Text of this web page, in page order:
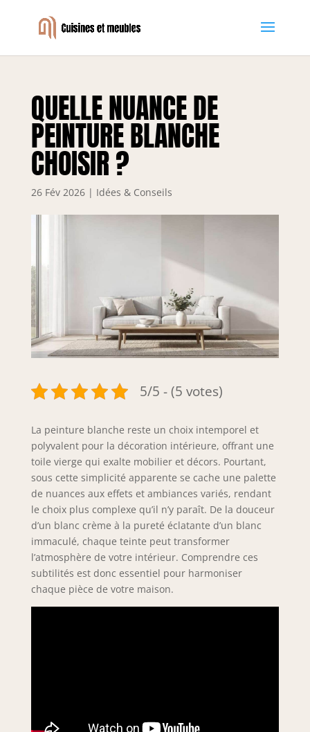
QUELLE NUANCE DE
PEINTURE BLANCHE
CHOISIR ?
26 Fév 2026| Idées & Conseils
5/5 - (5 votes)
La peinture blanche reste un choix intemporel et
polyvalent pour la décoration intérieure, offrant une
toile vierge qui exalte mobilier et décors. Pourtant,
sous cette simplicité apparente se cache une palette
de nuances aux effets et ambiances variés, rendant
le choix plus complexe qu’il n’y paraît. De la douceur
d’un blanc crème à la pureté éclatante d’un blanc
immaculé, chaque teinte peut transformer
l’atmosphère de votre intérieur. Comprendre ces
subtilités est donc essentiel pour harmoniser
chaque pièce de votre maison.